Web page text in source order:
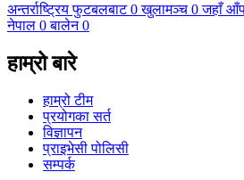
अन्तर्राष्ट्रिय फुटबलबाट 0 खुलामञ्च 0 जहाँ
नेपाल 0 बालेन 0
हाम्रो बारे
हाम्रो टीम
प्रयोगका सर्त
विज्ञापन
प्राइभेसी पोलिसी
सम्पर्क